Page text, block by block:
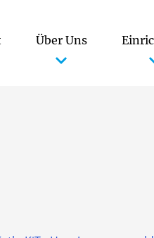
Über Uns